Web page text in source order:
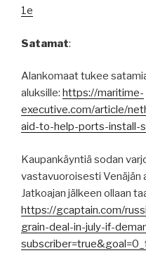
1e
Satamat:
Alankomaat tukee
aluksille: https://maritime-
executive.com/article/
aid-to-help-ports-install-
Kaupankäyntiä sodan
vastavuoroisesti Venäjän
Jatkoajan jälkeen ollaan
https://gcaptain.com/
grain-deal-in-july-if-